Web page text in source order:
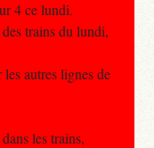
4 ce lundi.
trains du lundi,
autres lignes de
les trains,